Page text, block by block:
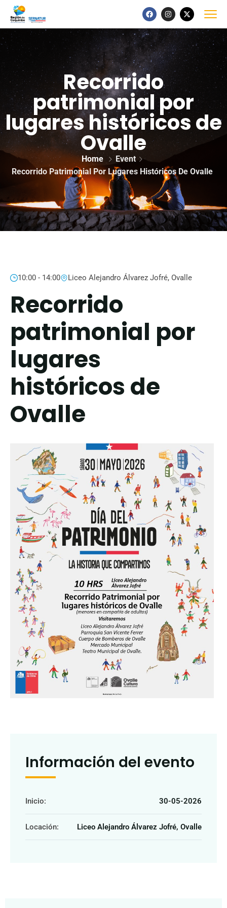
Recorrido
patrimonial por
lugares históricos de
Ovalle
Home
Event
Recorrido Patrimonial Por Lugares Históricos De Ovalle
10:00 - 14:00 Liceo Alejandro Álvarez Jofré, Ovalle
Recorrido
patrimonial por
lugares
históricos de
Ovalle
Información del evento
Inicio: 30-05-2026
Locación: Liceo Alejandro Álvarez Jofré, Ovalle